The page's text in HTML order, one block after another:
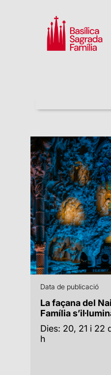
Data de publicació
La façana del
Família
Dies: 20, 21 i 22
h